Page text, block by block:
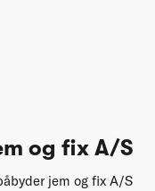
og fix A/S
jem og fix A/S